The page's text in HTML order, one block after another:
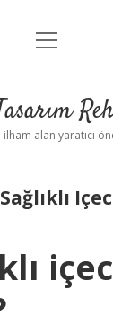
Anasayfa
Yasal Uyarı
menüyü
alan yaratıcı